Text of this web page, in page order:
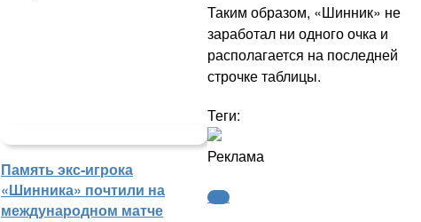
Память экс-игрока
«Шинника» почтили на
международном матче
Таким образом, «Шинник» не
заработал ни одного очка и
располагается на последней
строчке таблицы.
Теги:
Реклама
ФНЛ